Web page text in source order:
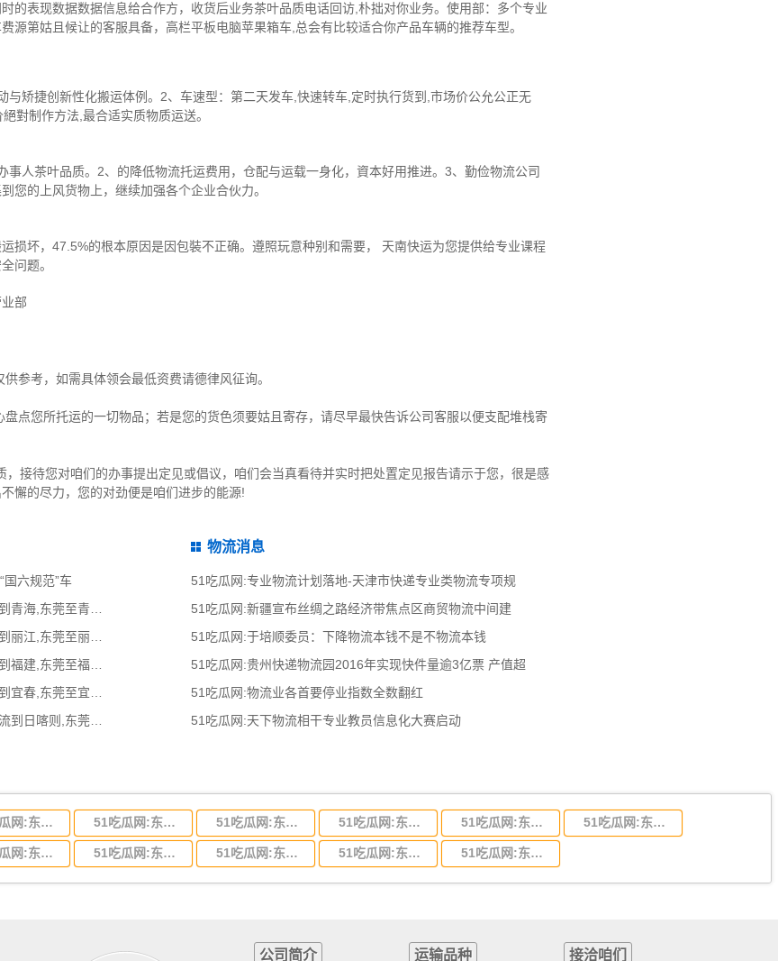
的表现数据数据信息给合作方，收货后业务茶叶品质电话回访,朴拙对你业务。使用部：多个专业
源第姑且候让的客服具备，高栏平板电脑苹果箱车,总会有比较适合你产品车辆的推荐车型。
与矫捷创新性化搬运体例。2、车速型：第二天发车,快速转车,定时执行货到,市场价公允公正无
對制作方法,最合适实质物质运送。
事人茶叶品质。2、的降低物流托运费用，仓配与运载一身化，資本好用推进。3、勤俭物流公司
您的上风货物上，继续加强各个企业合伙力。
损坏，47.5%的根本原因是因包裝不正确。遵照玩意种别和需要， 天南快运为您提供给专业课程
问题。
部
参考，如需具体领会最低资费请德律风征询。
点您所托运的一切物品；若是您的货色须要姑且寄存，请尽早最快告诉公司客服以便支配堆栈寄
接待您对咱们的办事提出定见或倡议，咱们会当真看待并实时把处置定见报告请示于您，很是感
懈的尽力，您的对劲便是咱们进步的能源!
六规范”车
51吃瓜网:东莞到丽江物流公司,东莞整车物流到丽江,东莞至丽江物流专线 - 天南
51吃瓜网:东莞到福建物流公司,东莞整车物流到福建,东莞至福建物流专线 - 天南
51吃瓜网:东莞到日喀则物流公司,东莞整车物流到日喀则,东莞至日喀则物流专线
物流消息
51吃瓜网:专业物流计划落地-天津市快递专业类物流专项规
51吃瓜网:新疆宣布丝绸之路经济带焦点区商贸物流中间建
51吃瓜网:于培顺委员：下降物流本钱不是不物流本钱
51吃瓜网:贵州快递物流园2016年实现快件量逾3亿票 产值超
51吃瓜网:物流业各首要停业指数全数翻红
51吃瓜网:天下物流相干专业教员信息化大赛启动
51吃瓜网:东莞到河北省物流专线,东莞到河北省物流公司 51吃瓜网:东莞到吉林省物流运输,东莞到吉林省物流公司 51吃瓜网:东莞到甘肃省物流运输,东莞到甘肃省物流公司 51吃瓜网:东莞到陕西省物流运输,东莞到陕西省物流公司 51吃瓜网:东莞到贵州省物流运输,东莞到贵州省物流公司 51吃瓜网:东莞到四川省物流专线,东莞到四川省物流公司
51吃瓜网:东莞到山东省物流专线,东莞到山东省物流公司 51吃瓜网:东莞到江苏物流专线运输,东莞到江苏省物流公司 51吃瓜网:东莞到浙江省物流运输,东莞到浙江省物流公司 51吃瓜网:东莞到福建省物流运输,东莞到福建省物流公司 51吃瓜网:东莞到广西物流专线,东莞到广西物流公司
公司简介 运输品种 接洽咱们